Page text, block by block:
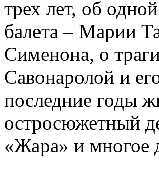
трех лет, об
балета – Марии
Сименона, о
Савонаролой и
последние годы
остросюжетный
«Жара» и многое